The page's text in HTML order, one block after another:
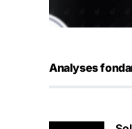
Analyses